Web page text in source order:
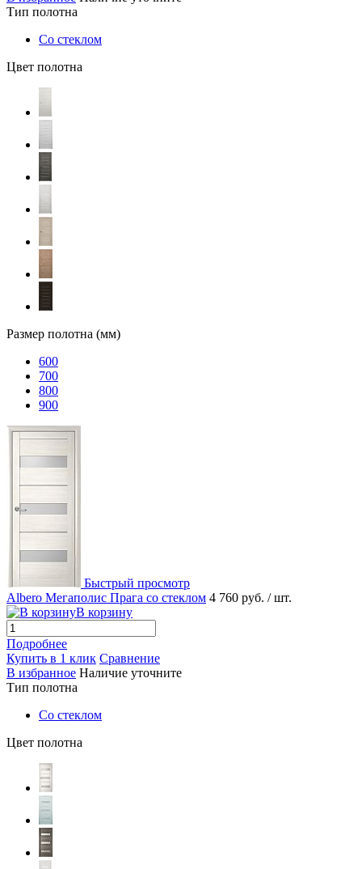
Тип полотна
Со стеклом
Цвет полотна
Размер полотна (мм)
600
700
800
900
Быстрый просмотр
Albero Мегаполис Прага со стеклом 4 760 руб. / шт.
В корзину
Подробнее
Купить в 1 клик Сравнение
В избранное Наличие уточните
Тип полотна
Со стеклом
Цвет полотна